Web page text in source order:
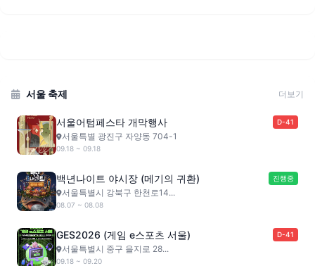
서울 축제 더보기
서울어텀페스타 개막행사 D-41
서울특별 광진구 자양동 704-1
09.18 ~ 09.18
백년나이트 야시장 (메기의 귀환) 진행중
서울특별시 강북구 한천로14...
08.07 ~ 08.08
GES2026 (게임 e스포츠 서울) D-41
서울특별시 중구 을지로 28...
09.18 ~ 09.20